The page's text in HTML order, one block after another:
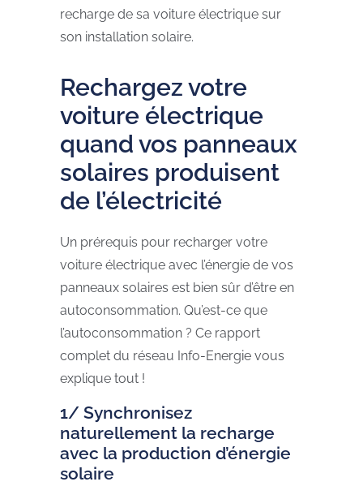
recharge de sa voiture électrique sur
son installation solaire.
Rechargez votre
voiture électrique
quand vos panneaux
solaires produisent
de l’électricité
Un prérequis pour recharger votre
voiture électrique avec l’énergie de vos
panneaux solaires est bien sûr d’être en
autoconsommation. Qu’est-ce que
l’autoconsommation ? Ce rapport
complet du réseau Info-Energie vous
explique tout !
1/ Synchronisez
naturellement la recharge
avec la production d’énergie
solaire